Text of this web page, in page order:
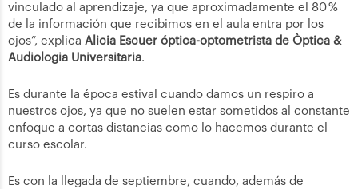
vinculado al aprendizaje, ya que aproximadamente el 80 %
de la información que recibimos en el aula entra por los
ojos”, explica Alicia Escuer óptica-optometrista de Òptica &
Audiologia Universitaria.
Es durante la época estival cuando damos un respiro a
nuestros ojos, ya que no suelen estar sometidos al constante
enfoque a cortas distancias como lo hacemos durante el
curso escolar.
Es con la llegada de septiembre, cuando, además de